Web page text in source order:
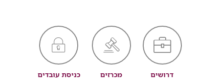
דרושים מכרזים כניסת עובדים